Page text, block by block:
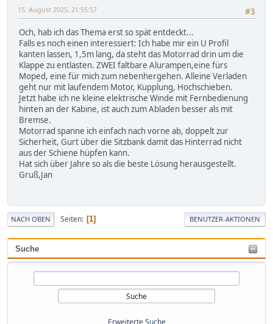
Suche
#3
15. August 2025, 21:55:57
Och, hab ich das Thema erst so spät entdeckt...
Falls es noch einen interessiert: Ich habe mir ein U Profil
kanten lassen, 1,5m lang, da steht das Motorrad drin um die
Klappe zu entlasten. ZWEI faltbare Alurampen,eine fürs
Moped, eine für mich zum nebenhergehen. Alleine Verladen
geht nur mit laufendem Motor, Kupplung, Hochschieben.
Jetzt habe ich ne kleine elektrische Winde mit Fernbedienung
hinten an der Kabine, ist auch zum Abladen besser als mit
Bremse.
Motorrad spanne ich einfach nach vorne ab, doppelt zur
Sicherheit, Gurt über die Sitzbank damit das Hinterrad nicht
aus der Schiene hüpfen kann.
Hat sich über Jahre so als die beste Lösung herausgestellt.
Gruß,Jan
NACH OBEN Seiten 1 BENUTZER-AKTIONEN